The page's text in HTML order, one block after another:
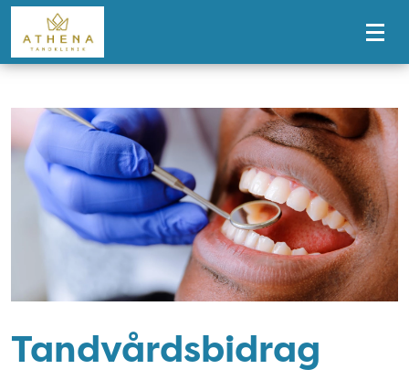
Tillgänglighetsmeny
Tandvårdsbidrag